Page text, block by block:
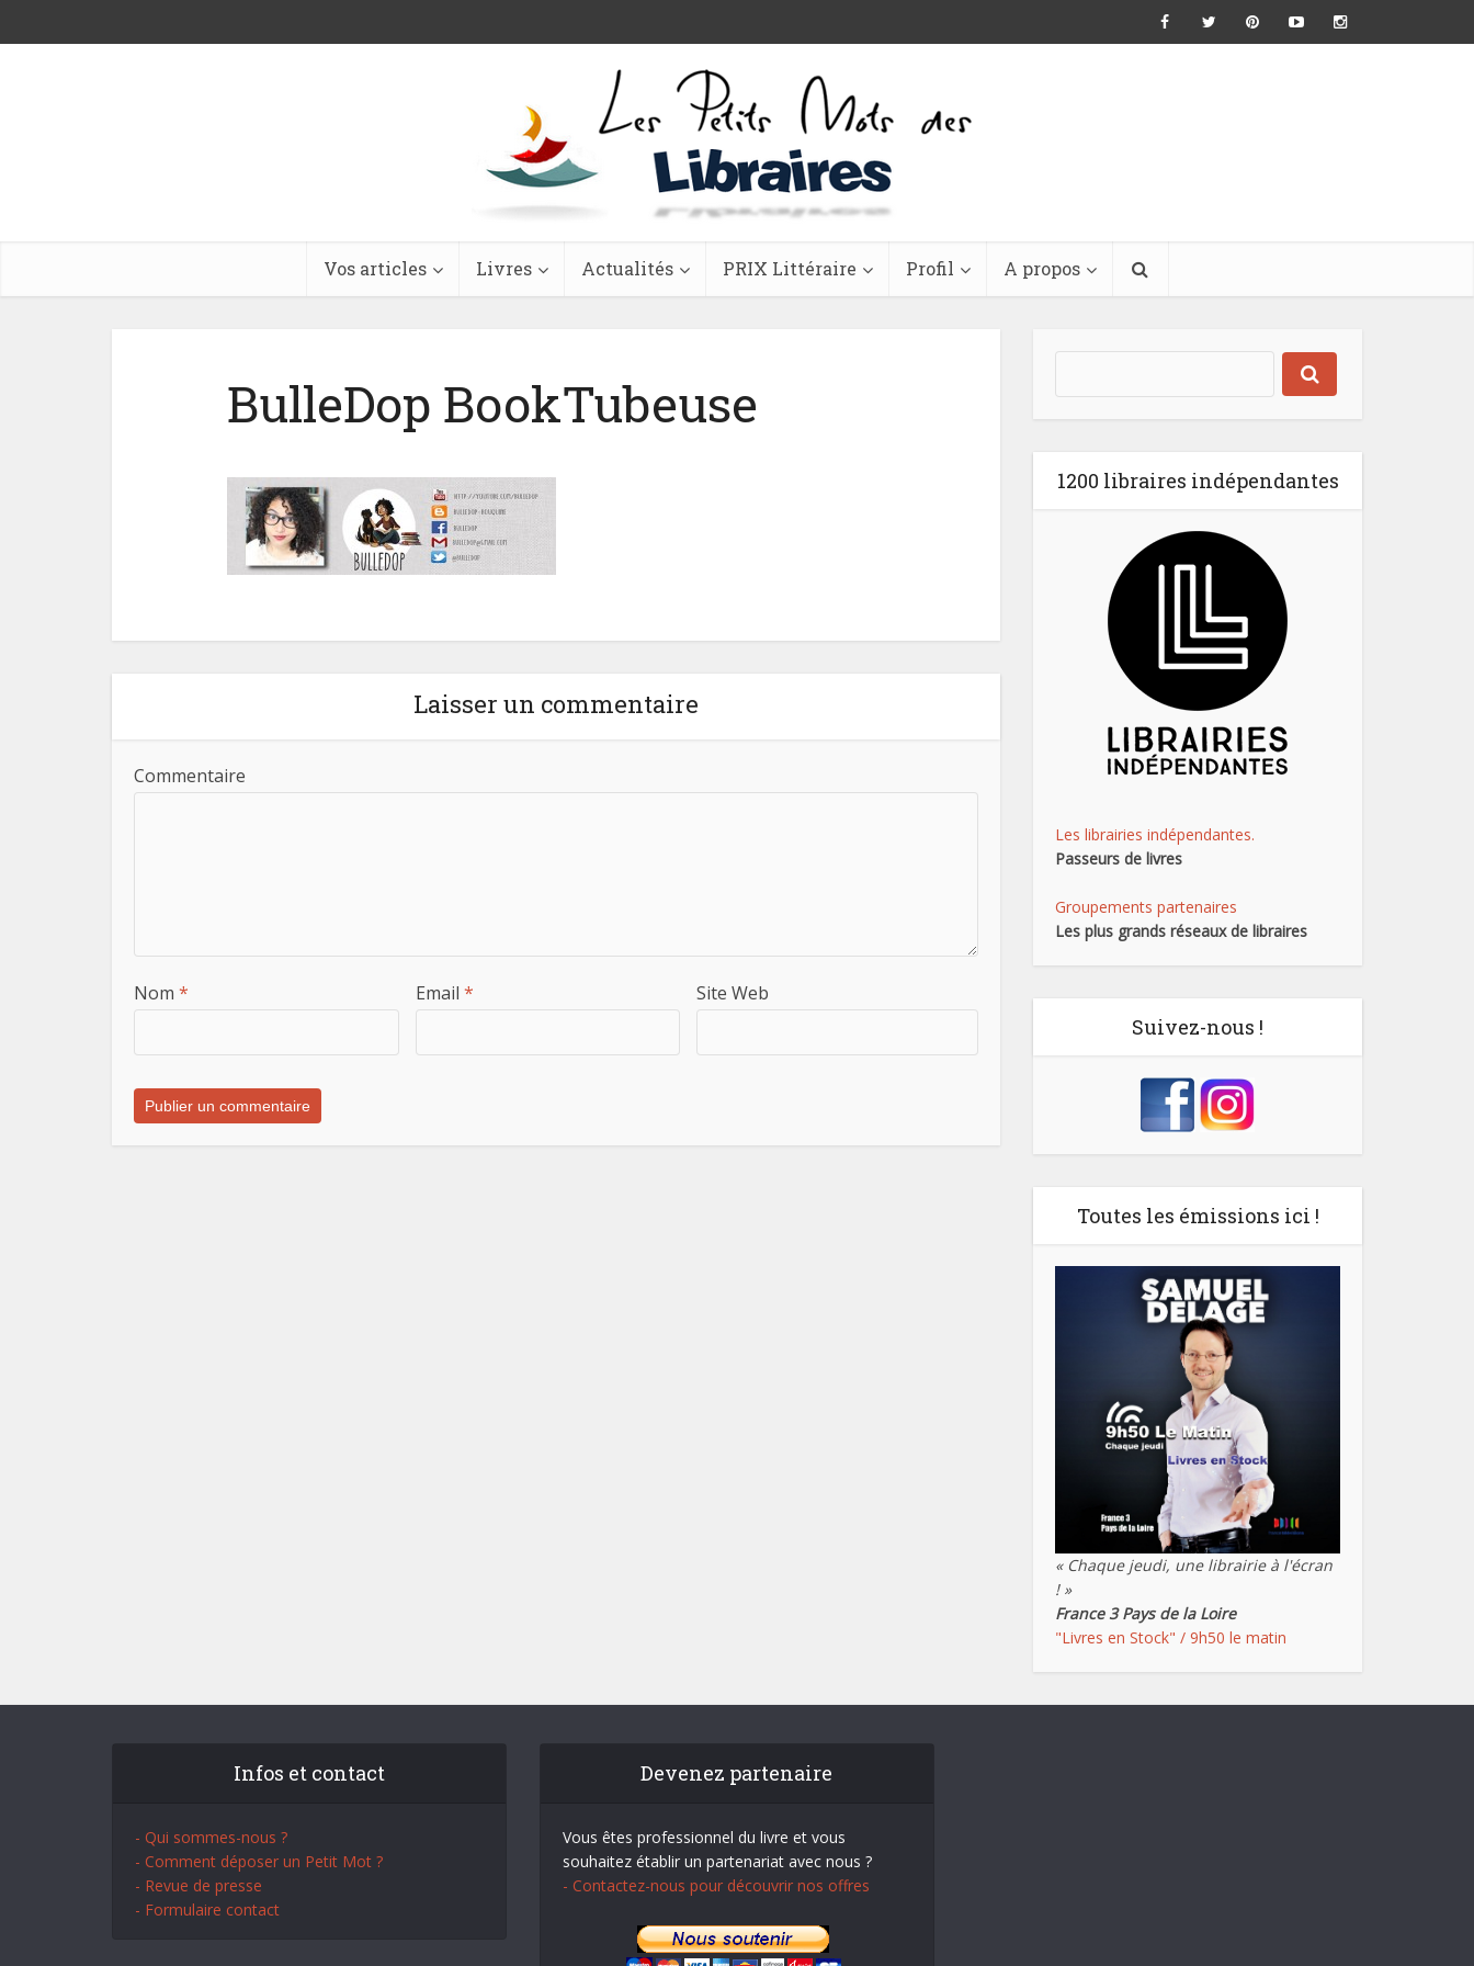
Vos articles Livres Actualités PRIX Littéraire Profil A propos
BulleDop BookTubeuse
Laisser un commentaire
Commentaire
Nom * Email * Site Web
1200 libraires indépendantes
Les librairies indépendantes.
Passeurs de livres
Groupements partenaires
Les plus grands réseaux de libraires
Suivez-nous !
Toutes les émissions ici !
« Chaque jeudi, une librairie à l'écran
! »
France 3 Pays de la Loire
"Livres en Stock" / 9h50 le matin
Infos et contact
- Qui sommes-nous ?
- Comment déposer un Petit Mot ?
- Revue de presse
- Formulaire contact
Devenez partenaire
Vous êtes professionnel du livre et vous
souhaitez établir un partenariat avec nous ?
- Contactez-nous pour découvrir nos offres